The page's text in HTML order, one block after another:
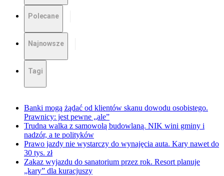
Polecane
Najnowsze
Tagi
Banki mogą żądać od klientów skanu dowodu osobistego.
Prawnicy: jest pewne „ale”
Trudna walka z samowolą budowlaną. NIK wini gminy i
nadzór, a te polityków
Prawo jazdy nie wystarczy do wynajęcia auta. Kary nawet do
30 tys. zł
Zakaz wyjazdu do sanatorium przez rok. Resort planuje
„kary” dla kuracjuszy